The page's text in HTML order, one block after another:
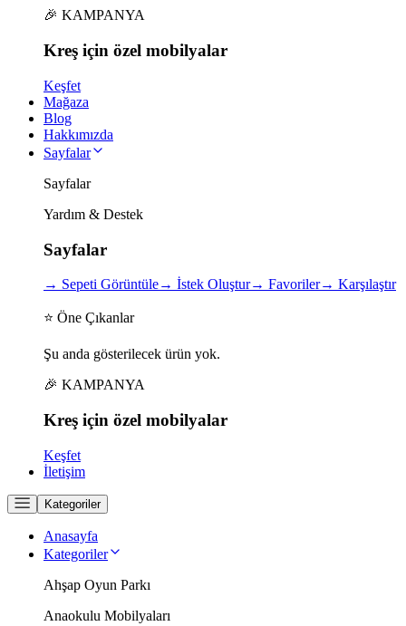
🎉 KAMPANYA
Kreş için özel mobilyalar
Keşfet
Mağaza
Blog
Hakkımızda
Sayfalar
Sayfalar
Yardım & Destek
Sayfalar
→ Sepeti Görüntüle→ İstek Oluştur→ Favoriler→ Karşılaştır
⭐ Öne Çıkanlar
Şu anda gösterilecek ürün yok.
🎉 KAMPANYA
Kreş için özel mobilyalar
Keşfet
İletişim
Kategoriler
Anasayfa
Kategoriler
Ahşap Oyun Parkı
Anaokulu Mobilyaları